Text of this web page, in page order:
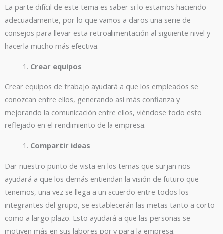
La parte difícil de este tema es saber si lo estamos haciendo
adecuadamente, por lo que vamos a daros una serie de
consejos para llevar esta retroalimentación al siguiente nivel y
hacerla mucho más efectiva.
Crear equipos
Crear equipos de trabajo ayudará a que los empleados se
conozcan entre ellos, generando así más confianza y
mejorando la comunicación entre ellos, viéndose todo esto
reflejado en el rendimiento de la empresa.
Compartir ideas
Dar nuestro punto de vista en los temas que surjan nos
ayudará a que los demás entiendan la visión de futuro que
tenemos, una vez se llega a un acuerdo entre todos los
integrantes del grupo, se establecerán las metas tanto a corto
como a largo plazo. Esto ayudará a que las personas se
motiven más en sus labores por y para la empresa.